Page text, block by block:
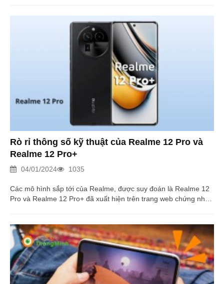
Rò rỉ thông số kỹ thuật của Realme 12 Pro và
Realme 12 Pro+
04/01/2024 1035
Các mô hình sắp tới của Realme, được suy đoán là Realme 12
Pro và Realme 12 Pro+ đã xuất hiện trên trang web chứng nhận